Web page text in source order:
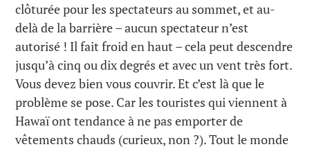
clôturée pour les spectateurs au sommet, et au-
delà de la barrière – aucun spectateur n’est
autorisé ! Il fait froid en haut – cela peut descendre
jusqu’à cinq ou dix degrés et avec un vent très fort.
Vous devez bien vous couvrir. Et c’est là que le
problème se pose. Car les touristes qui viennent à
Hawaï ont tendance à ne pas emporter de
vêtements chauds (curieux, non ?). Tout le monde